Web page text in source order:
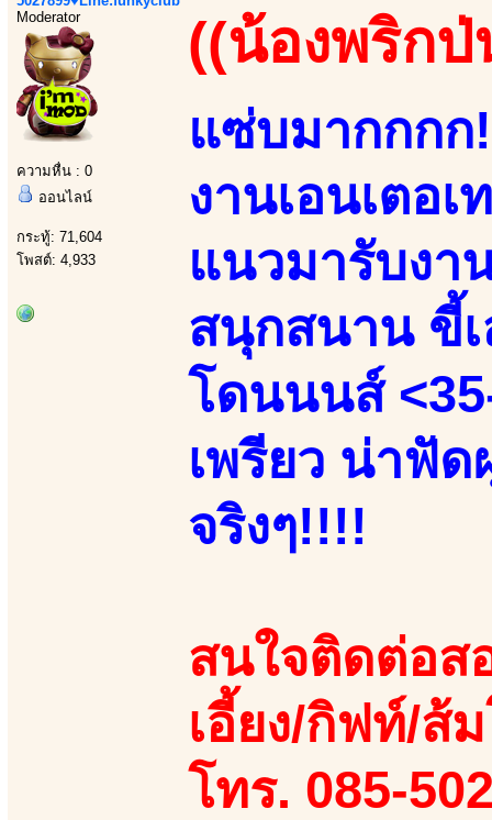
Moderator
ความหื่น : 0
ออนไลน์
กระทู้: 71,604
โพสต์: 4,933
((น้องพริกป่
แซ่บมากกกก
งานเอนเตอ
แนวมารับงา
สนุกสนาน ขี้
โดนนนส์
เพรียว น่าฟัด
จริงๆ!!!!
สนใจติดต่อส
เอี้ยง/กิฟท์/ส้
โทร. 085-